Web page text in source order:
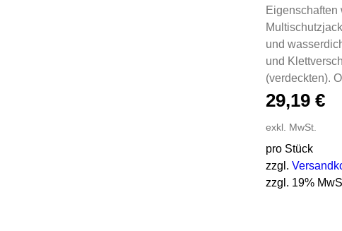
Eigenschaften
und
und
(verdeckten).
29,19 €
exkl. MwSt.
pro Stück
zzgl.
zzgl. 19%